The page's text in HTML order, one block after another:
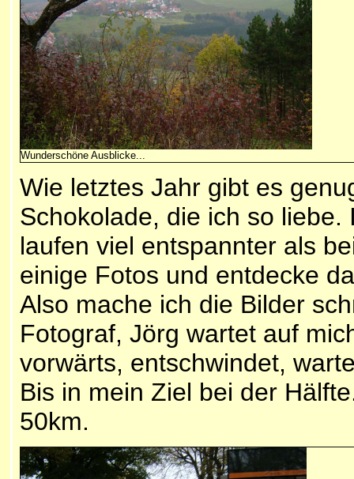
Wunderschöne Ausblicke...
Wie letztes Jahr gibt es
Schokolade, die ich so
laufen viel entspannter als
einige Fotos und entdecke
Also mache ich die Bilder
Fotograf, Jörg wartet auf
vorwärts, entschwindet,
Bis in mein Ziel bei der
50km.